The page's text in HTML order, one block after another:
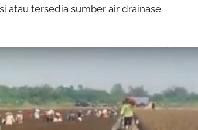
atau tersedia sumber air drainase